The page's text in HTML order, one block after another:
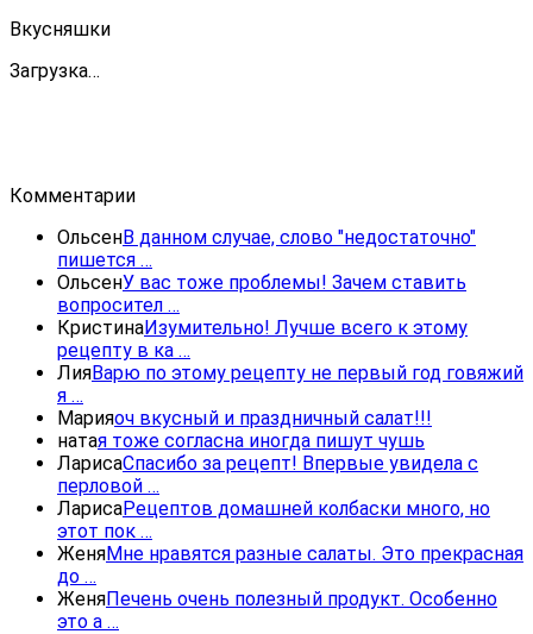
Вкусняшки
Загрузка…
Комментарии
ОльсенВ данном случае, слово "недостаточно"
пишется …
ОльсенУ вас тоже проблемы! Зачем ставить
вопросител …
КристинаИзумительно! Лучше всего к этому
рецепту в ка …
ЛияВарю по этому рецепту не первый год говяжий
я …
Марияоч вкусный и праздничный салат!!!
натая тоже согласна иногда пишут чушь
ЛарисаСпасибо за рецепт! Впервые увидела с
перловой …
ЛарисаРецептов домашней колбаски много, но
этот пок …
ЖеняМне нравятся разные салаты. Это прекрасная
до …
ЖеняПечень очень полезный продукт. Особенно
это а …